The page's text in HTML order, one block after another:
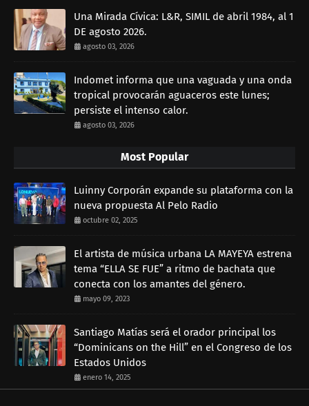
Una Mirada Cívica: L&R, SIMIL de abril 1984, al 1
DE agosto 2026.
agosto 03, 2026
Indomet informa que una vaguada y una onda
tropical provocarán aguaceros este lunes;
persiste el intenso calor.
agosto 03, 2026
Most Popular
Luinny Corporán expande su plataforma con la
nueva propuesta Al Pelo Radio
octubre 02, 2025
El artista de música urbana LA MAYEYA estrena
tema “ELLA SE FUE” a ritmo de bachata que
conecta con los amantes del género.
mayo 09, 2023
Santiago Matías será el orador principal los
“Dominicans on the Hill” en el Congreso de los
Estados Unidos
enero 14, 2025